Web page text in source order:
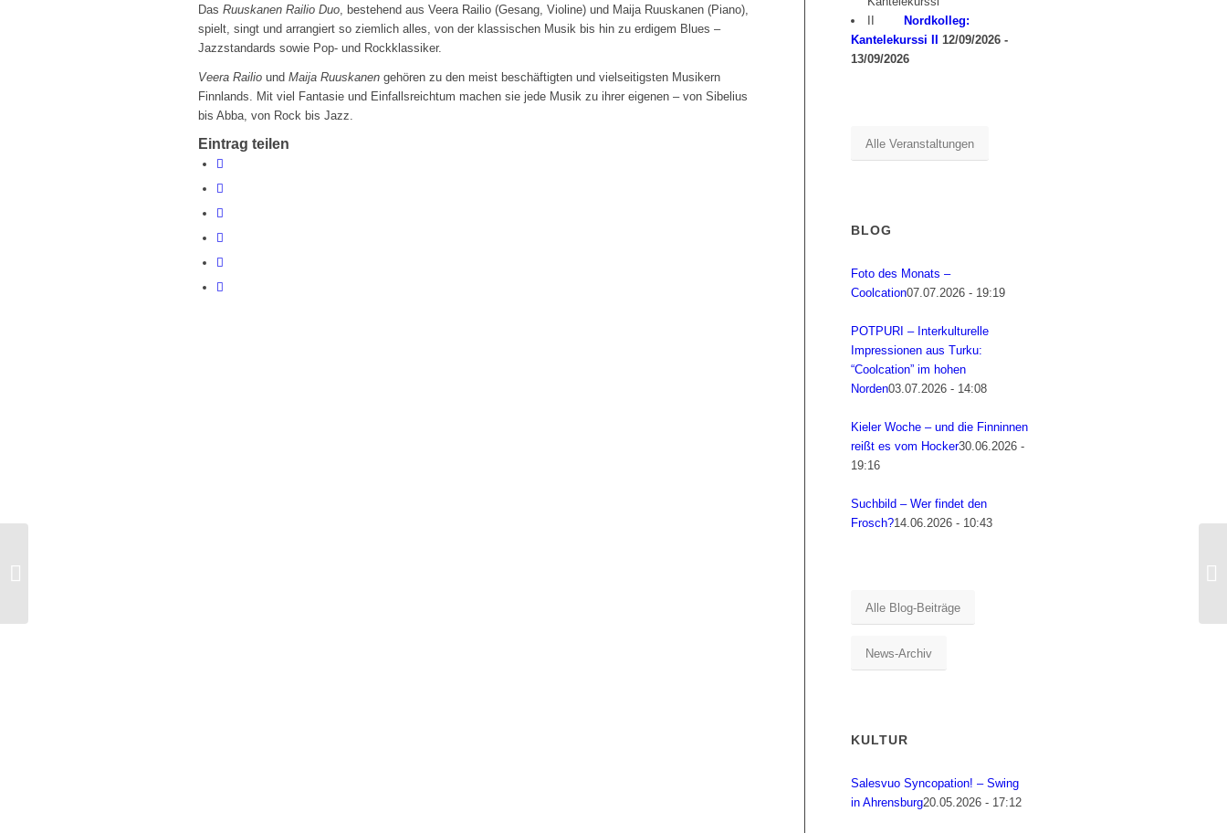
Das Ruuskanen Railio Duo, bestehend aus Veera Railio (Gesang, Violine) und Maija Ruuskanen (Piano),
spielt, singt und arrangiert so ziemlich alles, von der klassischen Musik bis hin zu erdigem Blues –
Jazzstandards sowie Pop- und Rockklassiker.
Veera Railio und Maija Ruuskanen gehören zu den meist beschäftigten und vielseitigsten Musikern
Finnlands. Mit viel Fantasie und Einfallsreichtum machen sie jede Musik zu ihrer eigenen – von Sibelius
bis Abba, von Rock bis Jazz.
Eintrag teilen
Nordkolleg:
Kantelekurssi II
12/09/2026 -
13/09/2026
Alle Veranstaltungen
BLOG
Foto des Monats –
Coolcation07.07.2026 - 19:19
POTPURI – Interkulturelle
Impressionen aus Turku:
“Coolcation” im hohen
Norden03.07.2026 - 14:08
Kieler Woche – und die Finninnen
reißt es vom Hocker30.06.2026 -
19:16
Suchbild – Wer findet den
Frosch?14.06.2026 - 10:43
Alle Blog-Beiträge
News-Archiv
KULTUR
Salesvuo Syncopation! – Swing
in Ahrensburg20.05.2026 - 17:12